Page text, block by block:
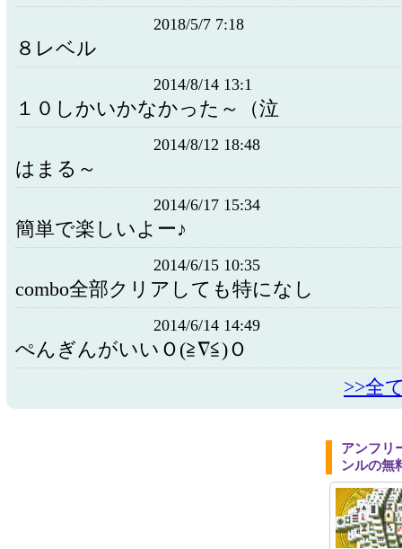
2018/5/7 7:18
８レベル
2014/8/14 13:1
１０しかいかなかった～（泣
2014/8/12 18:48
はまる～
2014/6/17 15:34
簡単で楽しいよー♪
2014/6/15 10:35
combo全部クリアしても特になし
2014/6/14 14:49
ぺんぎんがいいＯ(≧∇≦)Ｏ
>>全
アンフリ
ンルの無